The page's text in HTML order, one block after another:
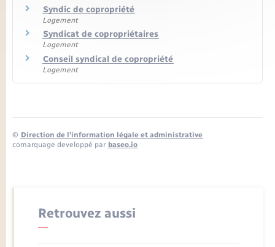
Syndic de copropriété
Logement
Syndicat de copropriétaires
Logement
Conseil syndical de copropriété
Logement
© Direction de l’information légale et administrative
comarquage developpé par baseo.io
Retrouvez aussi